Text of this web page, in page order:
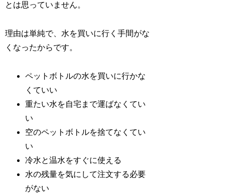
とは思っていません。
理由は単純で、水を買いに行く手間がな
くなったからです。
ペットボトルの水を買いに行かな
くていい
重たい水を自宅まで運ばなくてい
い
空のペットボトルを捨てなくてい
い
冷水と温水をすぐに使える
水の残量を気にして注文する必要
がない